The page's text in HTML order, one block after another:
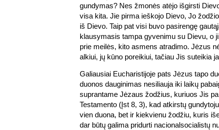
gundymas? Nes žmonės atėjo išgirsti
visa kita. Jie pirma ieškojo Dievo, Jo
iš Dievo. Taip pat visi buvo pasirengę
klausymasis tampa gyvenimu su Dievu, o
prie meilės, kito asmens atradimo. Jėzus
alkiui, jų kūno poreikiui, tačiau Jis suteikia
Galiausiai Eucharistijoje pats Jėzus tapo
duonos dauginimas nesiliauja iki laikų
suprantame Jėzaus žodžius, kuriuos Jis
Testamento (Įst 8, 3), kad atkirstų
vien duona, bet ir kiekvienu žodžiu, kuris
dar būtų galima pridurti nacionalsocialistų